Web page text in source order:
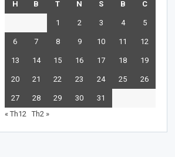
H B T N S B C
1 2 3 4 5
6 7 8 9 10 11 12
13 14 15 16 17 18 19
20 21 22 23 24 25 26
27 28 29 30
31
« Th12 Th2 »